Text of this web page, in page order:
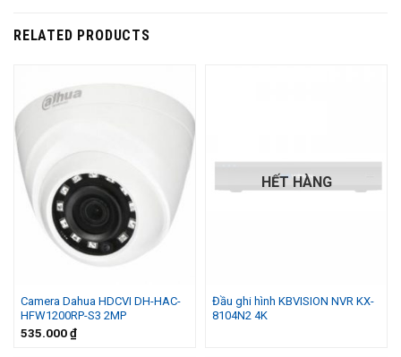
RELATED PRODUCTS
Camera Dahua HDCVI DH-HAC-
HFW1200RP-S3 2MP
535.000₫
HẾT HÀNG
Đầu ghi hình KBVISION NVR KX-
8104N2 4K